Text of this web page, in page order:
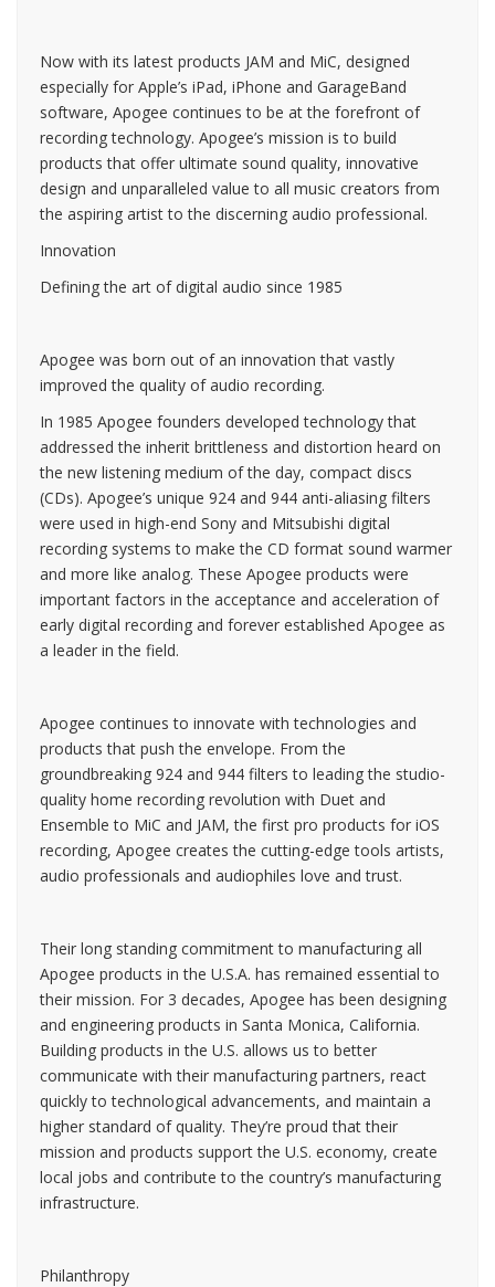
Now with its latest products JAM and MiC, designed
especially for Apple’s iPad, iPhone and GarageBand
software, Apogee continues to be at the forefront of
recording technology. Apogee’s mission is to build
products that offer ultimate sound quality, innovative
design and unparalleled value to all music creators from
the aspiring artist to the discerning audio professional.
Innovation
Defining the art of digital audio since 1985
Apogee was born out of an innovation that vastly
improved the quality of audio recording.
In 1985 Apogee founders developed technology that
addressed the inherit brittleness and distortion heard on
the new listening medium of the day, compact discs
(CDs). Apogee’s unique 924 and 944 anti-aliasing filters
were used in high-end Sony and Mitsubishi digital
recording systems to make the CD format sound warmer
and more like analog. These Apogee products were
important factors in the acceptance and acceleration of
early digital recording and forever established Apogee as
a leader in the field.
Apogee continues to innovate with technologies and
products that push the envelope. From the
groundbreaking 924 and 944 filters to leading the studio-
quality home recording revolution with Duet and
Ensemble to MiC and JAM, the first pro products for iOS
recording, Apogee creates the cutting-edge tools artists,
audio professionals and audiophiles love and trust.
Their long standing commitment to manufacturing all
Apogee products in the U.S.A. has remained essential to
their mission. For 3 decades, Apogee has been designing
and engineering products in Santa Monica, California.
Building products in the U.S. allows us to better
communicate with their manufacturing partners, react
quickly to technological advancements, and maintain a
higher standard of quality. They’re proud that their
mission and products support the U.S. economy, create
local jobs and contribute to the country’s manufacturing
infrastructure.
Philanthropy